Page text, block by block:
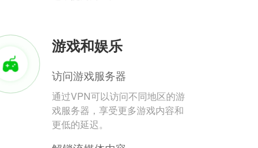
游戏和娱乐
访问游戏服务器
通过VPN可以访问不同地区的游
戏服务器，享受更多游戏内容和
更低的延迟。